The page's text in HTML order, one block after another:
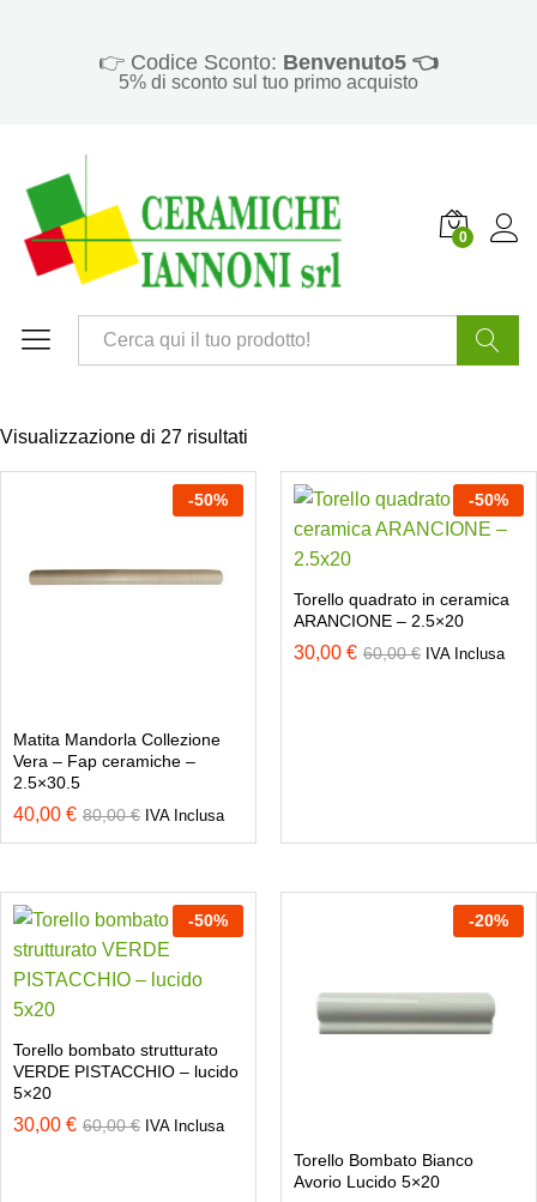
👉 Codice Sconto: Benvenuto5 👈
5% di sconto sul tuo primo acquisto
0
Visualizzazione di 27 risultati
-50%
Matita Mandorla Collezione
Vera – Fap ceramiche –
2.5×30.5
40,00 € 80,00€ IVA Inclusa
-50%
Torello quadrato in ceramica
ARANCIONE – 2.5×20
30,00 € 60,00€ IVA Inclusa
-50%
Torello bombato strutturato
VERDE PISTACCHIO – lucido
5×20
30,00 € 60,00€ IVA Inclusa
-20%
Torello Bombato Bianco
Avorio Lucido 5×20